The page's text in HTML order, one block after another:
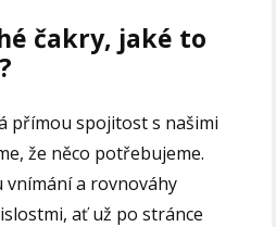
čakry, jaké to
přímou spojitost s našimi
že něco potřebujeme.
vnímání a rovnováhy
ať už po stránce